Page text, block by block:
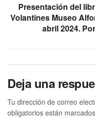
Presentación del
Volantines Museo
abril 2024.
Deja una
Tu dirección de correo
obligatorios están